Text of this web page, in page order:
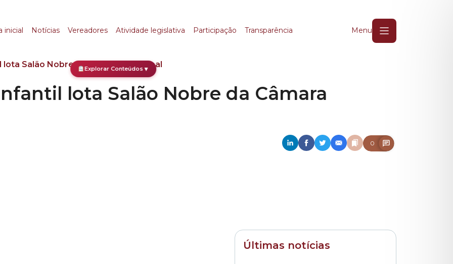
Explorar Conteúdos▼
inicial Notícias Vereadores Atividade legislativa Participação Transparência Menu
Salão Nobre da Câmara Municipal
lota Salão Nobre da Câmara
0
Últimas notícias